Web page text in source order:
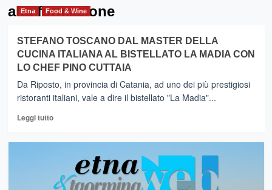
alta formazione
Etna Food & Wine
STEFANO TOSCANO DAL MASTER DELLA
CUCINA ITALIANA AL BISTELLATO LA MADIA CON
LO CHEF PINO CUTTAIA
Da Riposto, in provincia di Catania, ad uno dei più prestigiosi
ristoranti italiani, vale a dire il bistellato "La Madia"...
Leggi tuttoLeggi
STEFANO
TOSCANO
DAL